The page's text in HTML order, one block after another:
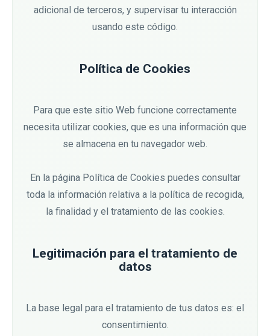
adicional de terceros, y supervisar tu interacción
usando este código.
Política de Cookies
Para que este sitio Web funcione correctamente
necesita utilizar cookies, que es una información que
se almacena en tu navegador web.
En la página Política de Cookies puedes consultar
toda la información relativa a la política de recogida,
la finalidad y el tratamiento de las cookies.
Legitimación para el tratamiento de
datos
La base legal para el tratamiento de tus datos es: el
consentimiento.